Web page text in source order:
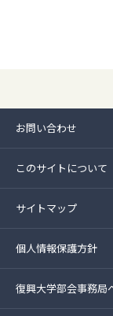
お問い合わせ
このサイトについて
サイトマップ
個人情報保護方針
復興大学部会事務局